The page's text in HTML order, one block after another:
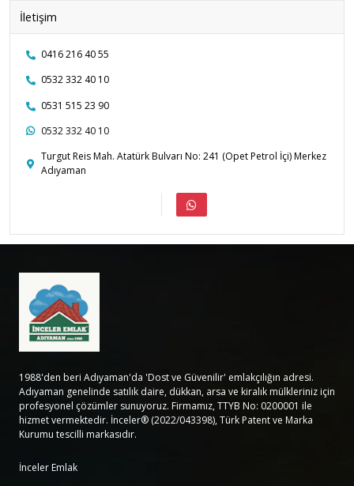
İletişim
0416 216 40 55
0532 332 40 10
0531 515 23 90
0532 332 40 10
Turgut Reis Mah. Atatürk Bulvarı No: 241 (Opet Petrol İçi) Merkez
Adıyaman
1988'den beri Adıyaman'da 'Dost ve Güvenilir' emlakçılığın adresi.
Adıyaman genelinde satılık daire, dükkan, arsa ve kiralık mülkleriniz için
profesyonel çözümler sunuyoruz. Firmamız, TTYB No: 0200001 ile
hizmet vermektedir. İnceler® (2022/043398), Türk Patent ve Marka
Kurumu tescilli markasıdır.
İnceler Emlak